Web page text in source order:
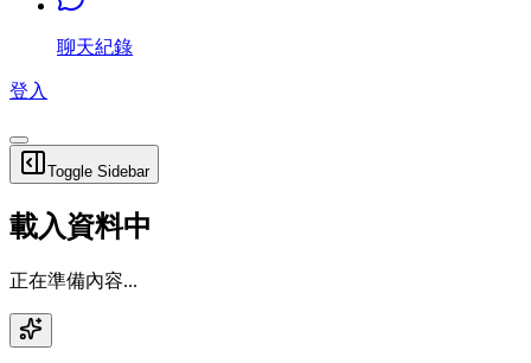
聊天紀錄
登入
Toggle Sidebar
載入資料中
正在準備內容...